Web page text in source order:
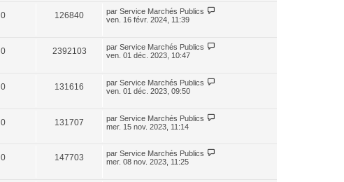
0 126840 par Service Marchés Publics
ven. 16 févr. 2024, 11:39
0 2392103 par Service Marchés Publics
ven. 01 déc. 2023, 10:47
0 131616 par Service Marchés Publics
ven. 01 déc. 2023, 09:50
0 131707 par Service Marchés Publics
mer. 15 nov. 2023, 11:14
0 147703 par Service Marchés Publics
mer. 08 nov. 2023, 11:25